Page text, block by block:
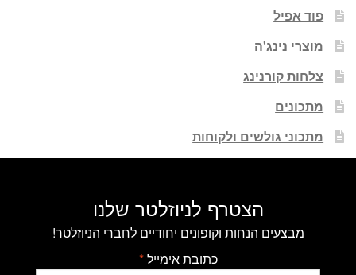
פוד אפיל
מוצרי נינג'ה
צלחות קורנינג
מתכונים
מתכוני גולשים ולקוחות
הצטרף לניוזלטר שלנו
מבצעים הנחות וקופונים יחודיים לחברי הניוזלטר!
כתובת אימייל*